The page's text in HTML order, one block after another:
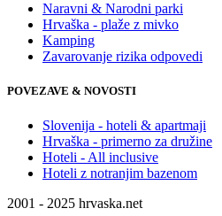
Naravni & Narodni parki
Hrvaška - plaže z mivko
Kamping
Zavarovanje rizika odpovedi
POVEZAVE & NOVOSTI
Slovenija - hoteli & apartmaji
Hrvaška - primerno za družine
Hoteli - All inclusive
Hoteli z notranjim bazenom
2001 - 2025 hrvaska.net